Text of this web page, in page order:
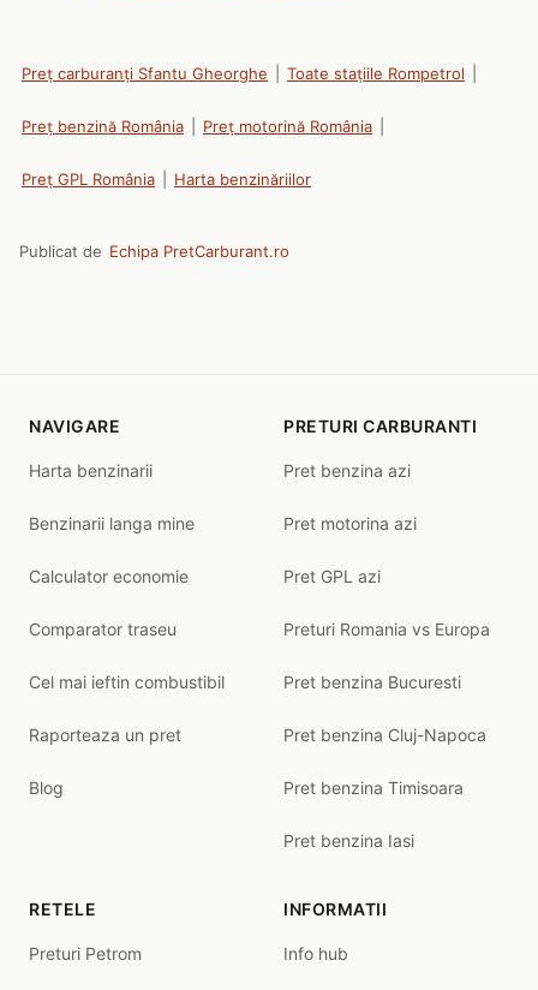
Preț carburanți Sfantu Gheorghe Toate stațiile Rompetrol
Preț benzină România Preț motorină România
Preț GPL România Harta benzinăriilor
Publicat de Echipa PretCarburant.ro
NAVIGARE
Harta benzinarii
Benzinarii langa mine
Calculator economie
Comparator traseu
Cel mai ieftin combustibil
Raporteaza un pret
Blog
PRETURI CARBURANTI
Pret benzina azi
Pret motorina azi
Pret GPL azi
Preturi Romania vs Europa
Pret benzina Bucuresti
Pret benzina Cluj-Napoca
Pret benzina Timisoara
Pret benzina Iasi
RETELE
Preturi Petrom
INFORMATII
Info hub